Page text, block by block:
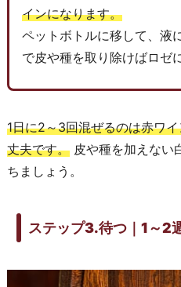
インになります。
ペットボトルに移して、液
で皮や種を取り除けばロゼ
1日に2～3回混ぜるのは赤ワ
丈夫です。 皮や種を加えない
ちましょう。
ステップ3.待つ｜1～2